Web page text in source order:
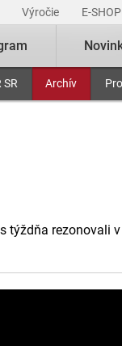
Výročie E-SHOP
SR Archív
týždňa rezonovali